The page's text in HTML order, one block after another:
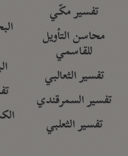
تفسير مكّي
محاسن التأويل
للقاسمي
تفسير الثعالبي
تفسير السمرقندي
تفسير الثعلبي